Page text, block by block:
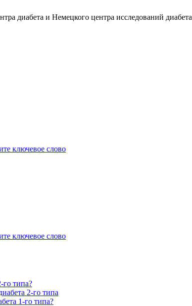
диабета и Немецкого центра исследований диабета
ключевое слово
ключевое слово
го типа?
2-го типа
1-го типа?